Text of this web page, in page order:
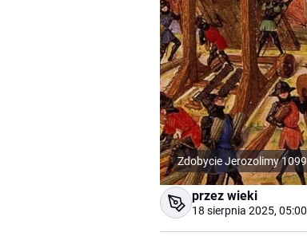
Zdobycie Jerozolimy 1099
przez wieki
18 sierpnia 2025, 05:00